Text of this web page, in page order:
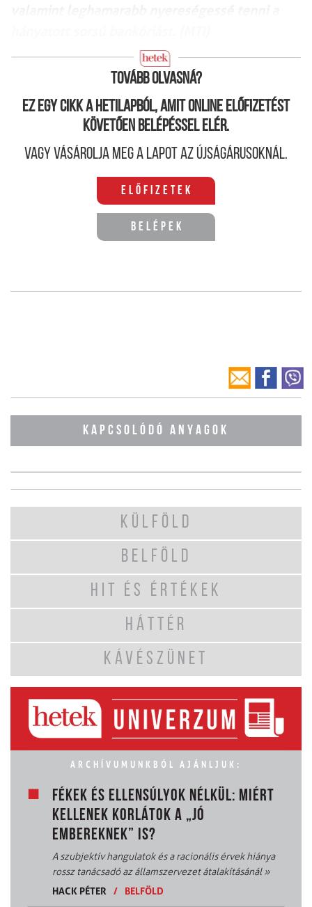
Tovább olvasná?
Ez egy cikk a hetilapból, amit online előfizetést
követően belépéssel elér.
Vagy vásárolja meg a lapot az újságárusoknál.
Előfizetek
Belépek
KAPCSOLÓDÓ ANYAGOK
KÜLFÖLD
BELFÖLD
HIT ÉS ÉRTÉKEK
HÁTTÉR
KÁVÉSZÜNET
ARCHÍVUMUNKBÓL AJÁNLJUK:
FÉKEK ÉS ELLENSÚLYOK NÉLKÜL: MIÉRT
KELLENEK KORLÁTOK A „JÓ
EMBEREKNEK” IS?
A szubjektív hangulatok és a racionális érvek hiánya
rossz tanácsadó az államszervezet átalakításánál»
HACK PÉTER / BELFÖLD